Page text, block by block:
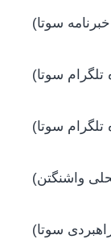
سوتا
تلگرام سوتا
تلگرام سوتا
واشنگتن
سوتا